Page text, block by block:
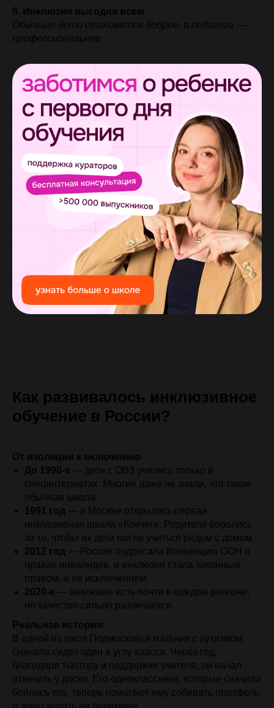
8. Инклюзия выгодна всем.
Обычные дети становятся добрее, а педагоги —
профессиональнее
Как развивалось инклюзивное
обучение в России?
От изоляции к включению
До 1990-х — дети с ОВЗ учились только в
специнтернатах. Многие даже не знали, что такое
обычная школа.
1991 год — в Москве открылась первая
инклюзивная школа «Ковчег». Родители боролись
за то, чтобы их дети могли учиться рядом с домом.
2012 год — Россия подписала Конвенцию ООН о
правах инвалидов, и инклюзия стала законным
правом, а не исключением.
2020-е — инклюзия есть почти в каждом регионе,
но качество сильно различается.
Реальная история:
В одной из школ Подмосковья мальчик с аутизмом
сначала сидел один в углу класса. Через год,
благодаря тьютору и поддержке учителя, он начал
отвечать у доски. Его одноклассники, которые сначала
боялись его, теперь помогают ему собирать портфель
и зовут играть на перемене.